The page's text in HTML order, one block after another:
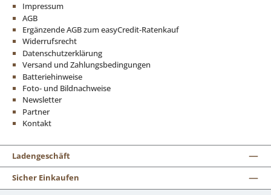
Impressum
AGB
Ergänzende AGB zum easyCredit-Ratenkauf
Widerrufsrecht
Datenschutzerklärung
Versand und Zahlungsbedingungen
Batteriehinweise
Foto- und Bildnachweise
Newsletter
Partner
Kontakt
Ladengeschäft
Sicher Einkaufen